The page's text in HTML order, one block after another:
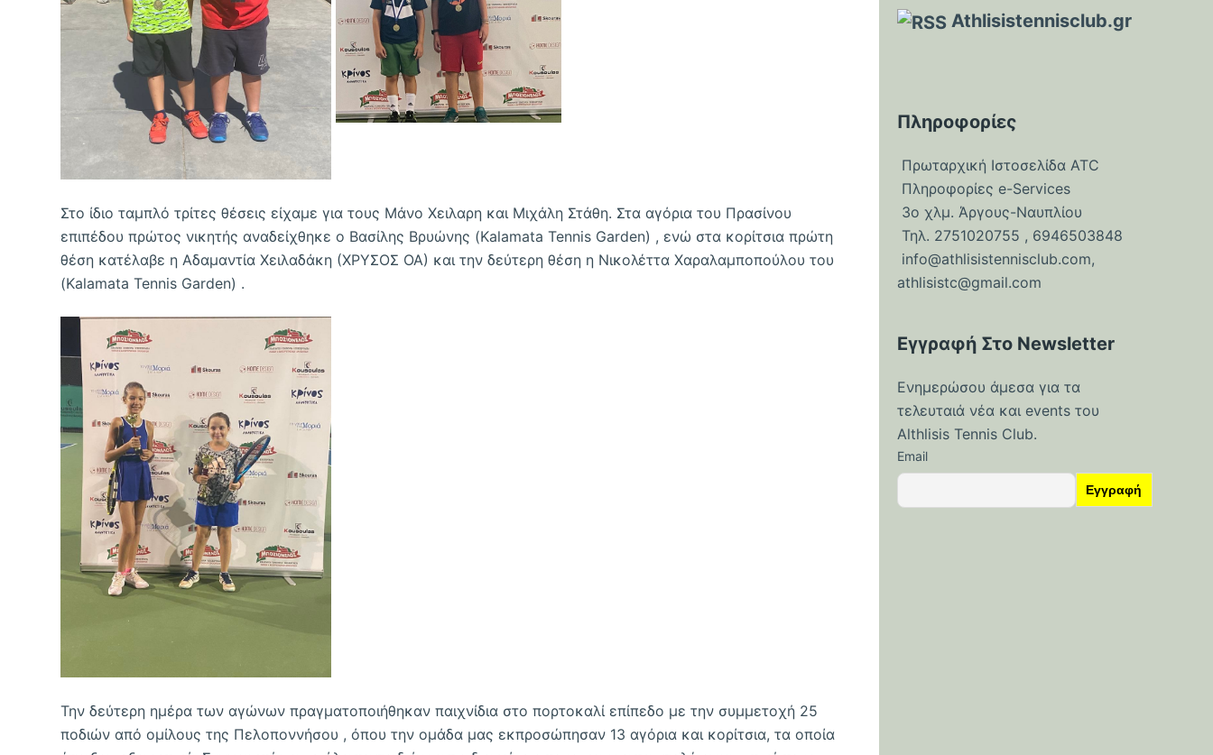
Στο ίδιο ταμπλό τρίτες θέσεις είχαμε για τους Μάνο Χειλαρη και Μιχάλη Στάθη. Στα αγόρια του Πρασίνου
επιπέδου πρώτος νικητής αναδείχθηκε ο Βασίλης Βρυώνης (Kalamata Tennis Garden) , ενώ στα κορίτσια πρώτη
θέση κατέλαβε η Αδαμαντία Χειλαδάκη (ΧΡΥΣΟΣ ΟΑ) και την δεύτερη θέση η Νικολέττα Χαραλαμποπούλου του
(Kalamata Tennis Garden) .
Την δεύτερη ημέρα των αγώνων πραγματοποιήθηκαν παιχνίδια στο πορτοκαλί επίπεδο με την συμμετοχή 25
ποδιών από ομίλους της Πελοποννήσου , όπου την ομάδα μας εκπροσώπησαν 13 αγόρια και κορίτσια, τα οποία
Athlisistennisclub.gr
Πληροφορίες
Πρωταρχική Ιστοσελίδα ATC
Πληροφορίες e-Services
3ο χλμ. Άργους-Ναυπλίου
Τηλ. 2751020755 , 6946503848
info@athlisistennisclub.com,
athlisistc@gmail.com
Εγγραφή Στο Newsletter
Ενημερώσου άμεσα για τα
τελευταιά νέα και events του
Althlisis Tennis Club.
Email